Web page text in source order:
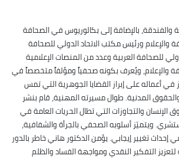
بالإضافة إلى بكالوريوس في الصحافة
والإعلام ورئيس مكتب الاتحاد الدولي للصحافة
للصحافة العربية وعدد من المنصات الإعلامية
والإعلام، ويُعرف بكونه صحفياً ومؤلفاً متخصصاً في
في أعماله على إبراز القضايا الجوهرية التي تمس
والحقوق المدنية. طوال مسيرته المهنية، قام بنشر
والتجاوزات التي تطال الحريات العامة في
ويتميّز أسلوبه الصحفي بالجرأة والشفافية،
تغيير إيجابي. يؤمن الدكتور هاني خاطر بالدور
التفكير النقدي ومواجهة الفساد والظلم